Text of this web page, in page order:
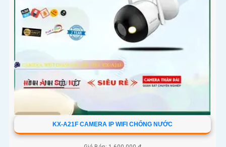
KX-A21F CAMERA IP WIFI CHỐNG NƯỚC